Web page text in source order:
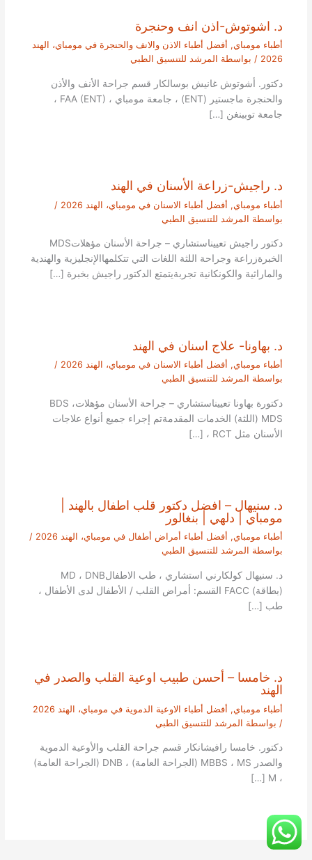
د. اشوتوش-اذن انف وحنجرة
أطباء مومباي, أفضل أطباء الاذن والانف والحنجرة في مومباي، الهند
2026 / بواسطة المرشد للتنسيق الطبي
دكتور. أشوتوش غانيش بوسالكار قسم جراحة الأنف والأذن
والحنجرة ماجستير (ENT) ، جامعة مومباي ، FAA (ENT) ،
جامعة توبينغن […]
د. راجيش-زراعة الأسنان في الهند
أطباء مومباي, أفضل أطباء الاسنان في مومباي، الهند 2026
/
بواسطة المرشد للتنسيق الطبي
دكتور راجيش تعييناستشاري – جراحة الأسنان مؤهلاتMDS
الخبرةزراعة وجراحة اللثة اللغات التي تتكلمهاالإنجليزية والهندية
والماراثية والكونكانية تجربةيتمتع الدكتور راجيش بخبرة […]
د. بهاونا- علاج اسنان في الهند
أطباء مومباي, أفضل أطباء الاسنان في مومباي، الهند 2026
/
بواسطة المرشد للتنسيق الطبي
دكتورة بهاونا تعييناستشاري – جراحة الأسنان مؤهلاتBDS ،
MDS (اللثة) الخدمات المقدمةتم إجراء جميع أنواع علاجات
الأسنان مثل RCT ، […]
د. سنيهال – افضل دكتور قلب اطفال بالهند |
مومباي | دلهي | بنغالور
أطباء مومباي, أفضل أطباء أمراض أطفال في مومباي، الهند 2026
/
بواسطة المرشد للتنسيق الطبي
د. سنيهال كولكارني استشاري ، طب الاطفالMD ، DNB
(بطاقة) FACC القسم: أمراض القلب / الأطفال لدى الأطفال ،
طب […]
د. خامسا – أحسن طبيب اوعية القلب والصدر في
الهند
أطباء مومباي, أفضل أطباء الاوعية الدموية في مومباي، الهند 2026
/ بواسطة المرشد للتنسيق الطبي
دكتور. خامسا رافيشانكار قسم جراحة القلب والأوعية الدموية
والصدر MBBS ، MS (الجراحة العامة) ، DNB (الجراحة العامة)
، M […]